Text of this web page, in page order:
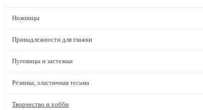
Ножницы
Принадлежности для глажки
Пуговицы и застежки
Резинка, эластичная тесьма
Творчество и хобби